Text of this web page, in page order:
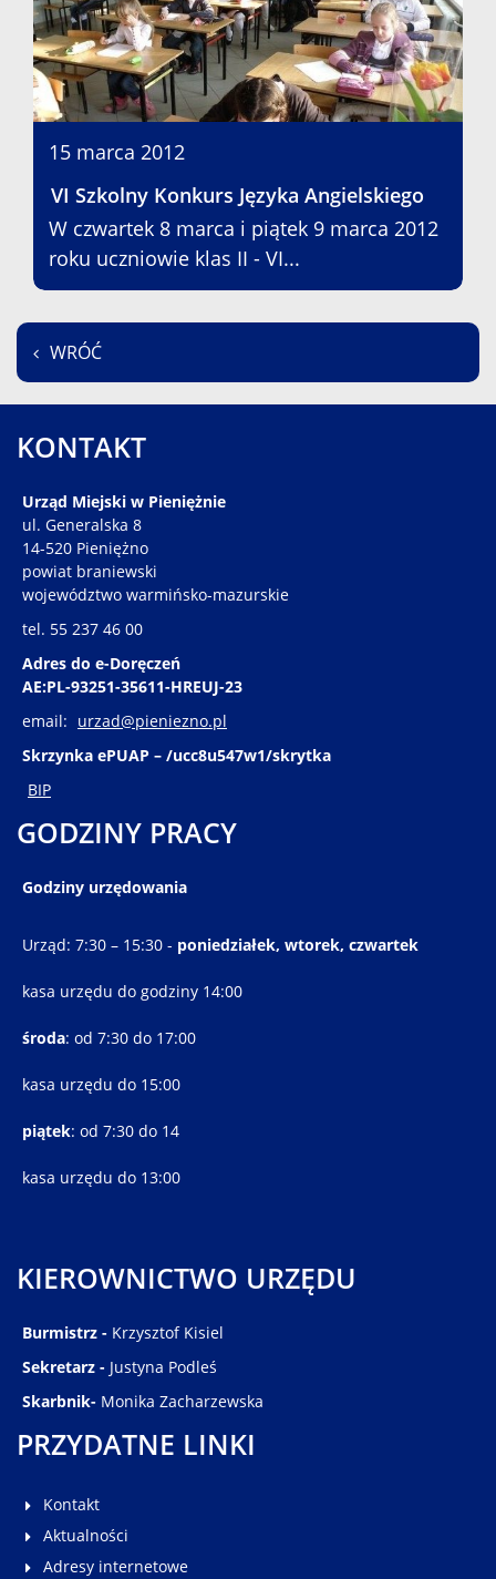
15 marca 2012
VI Szkolny Konkurs Języka Angielskiego
W czwartek 8 marca i piątek 9 marca 2012
roku uczniowie klas II - VI...
WRÓĆ
KONTAKT
Urząd Miejski w Pieniężnie
ul. Generalska 8
14-520 Pieniężno
powiat braniewski
województwo warmińsko-mazurskie
tel. 55 237 46 00
Adres do e-Doręczeń
AE:PL-93251-35611-HREUJ-23
email: urzad@pieniezno.pl
Skrzynka ePUAP – /ucc8u547w1/skrytka
BIP
GODZINY PRACY
Godziny urzędowania
Urząd: 7:30 – 15:30 - poniedziałek, wtorek, czwartek
kasa urzędu do godziny 14:00
środa: od 7:30 do 17:00
kasa urzędu do 15:00
piątek: od 7:30 do 14
kasa urzędu do 13:00
KIEROWNICTWO URZĘDU
Burmistrz - Krzysztof Kisiel
Sekretarz - Justyna Podleś
Skarbnik- Monika Zacharzewska
PRZYDATNE LINKI
Kontakt
Aktualności
Adresy internetowe